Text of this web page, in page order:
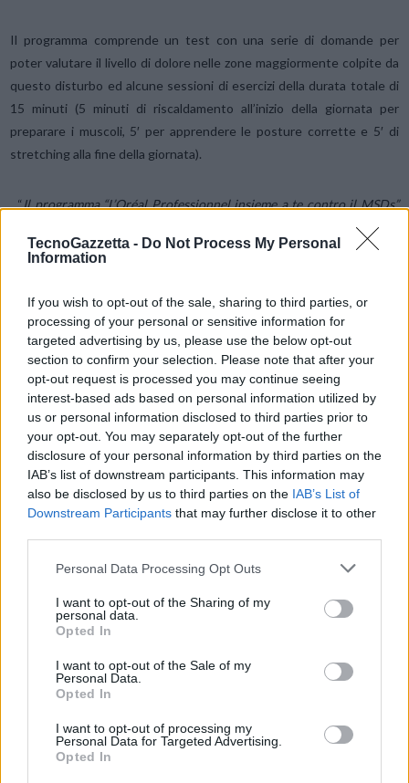
TecnoGazzetta - Do Not Process My Personal
Information
If you wish to opt-out of the sale, sharing to third parties, or
processing of your personal or sensitive information for
targeted advertising by us, please use the below opt-out
section to confirm your selection. Please note that after your
opt-out request is processed you may continue seeing
interest-based ads based on personal information utilized by
us or personal information disclosed to third parties prior to
your opt-out. You may separately opt-out of the further
disclosure of your personal information by third parties on the
IAB’s list of downstream participants. This information may
also be disclosed by us to third parties on the IAB’s List of
Downstream Participants that may further disclose it to other
Personal Data Processing Opt Outs
I want to opt-out of the Sharing of my
personal data.
Opted In
I want to opt-out of the Sale of my
Personal Data.
Opted In
I want to opt-out of processing my
Personal Data for Targeted Advertising.
Opted In
Il programma comprende un test con una serie di domande per
poter valutare il livello di dolore nelle zone maggiormente colpite da
questo disturbo ed alcune sessioni di esercizi della durata totale di
15 minuti (5 minuti di riscaldamento all’inizio della giornata per
preparare i muscoli, 5′ per apprendere le posture corrette e 5′ di
stretching alla fine della giornata).
“Il programma “L’Oréal Professionnel insieme a te contro il MSDs”
dimostra che, come partner da lunghissimo tempo dei parrucchieri,
siamo impegnati anche a migliorare le loro condizioni lavorative ed
fermamente che l’app “15’ Coach L’Oréal Pro” possa fare la differenza
ed aiutare a contrastare la diffusione del MSDs” ha affermato Marion
Brunet, International General Manager L’Oréal Professionnel.
La Global Alliance for Musculoskeletal Health si ripromette di
combattere il MSDs in tutto il mondo. Siamo molto felici della
partnership con L’Oréal Professionnel che ci permetterà di
raccogliere dati utili a capire meglio il MSDs, valutare l’impatto del
programma, migliorarlo continuamente ed anche aumentare la
conoscenza dell’MSDs
” sostiene il professor Anthony Woolf,
Condividi questo articolo:
E-mail
Mastodon Telegram WhatsApp
Vuoi ricevere gli aggiornamenti delle news di TecnoGazzetta?